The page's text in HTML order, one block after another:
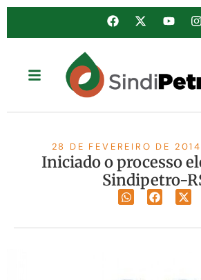
28 DE FEVEREIRO DE 2014
Iniciado o processo
Sindipetro-